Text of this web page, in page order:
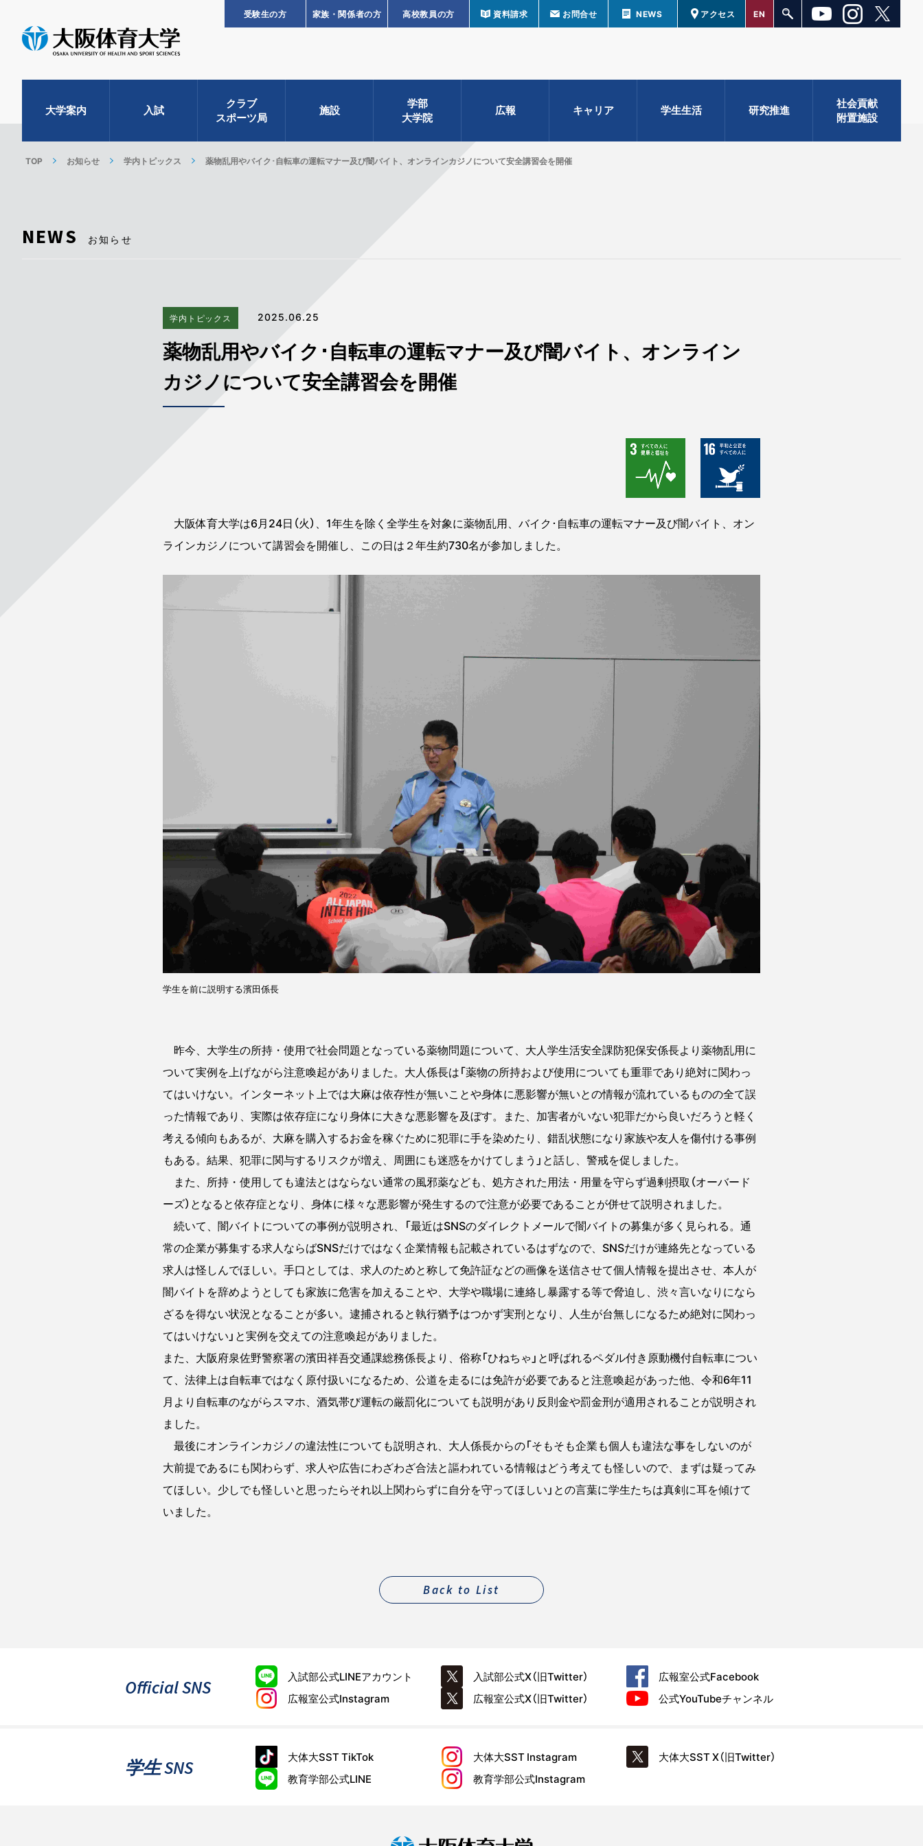
受験生の方 家族・関係者の方 高校教員の方 資料請求 お問合せ NEWS アクセス EN
大学案内 入試
クラブ
スポーツ局
施設
学部
大学院
広報 キャリア 学生生活 研究推進
社会貢献
附置施設
TOP お知らせ 学内トピックス 薬物乱用やバイク･自転車の運転マナー及び闇バイト、オンラインカジノについて安全講習会を開催
NEWS お知らせ
学内トピックス 2025.06.25
薬物乱用やバイク･自転車の運転マナー及び闇バイト、オンライン
カジノについて安全講習会を開催
大阪体育大学は6月24日（火）、1年生を除く全学生を対象に薬物乱用、バイク･自転車の運転マナー及び闇バイト、オン
ラインカジノについて講習会を開催し、この日は２年生約730名が参加しました。
学生を前に説明する濱田係長
昨今、大学生の所持・使用で社会問題となっている薬物問題について、大人学生活安全課防犯保安係長より薬物乱用に
ついて実例を上げながら注意喚起がありました。大人係長は「薬物の所持および使用についても重罪であり絶対に関わっ
てはいけない。インターネット上では大麻は依存性が無いことや身体に悪影響が無いとの情報が流れているものの全て誤
った情報であり、実際は依存症になり身体に大きな悪影響を及ぼす。また、加害者がいない犯罪だから良いだろうと軽く
考える傾向もあるが、大麻を購入するお金を稼ぐために犯罪に手を染めたり、錯乱状態になり家族や友人を傷付ける事例
もある。結果、犯罪に関与するリスクが増え、周囲にも迷惑をかけてしまう」と話し、警戒を促しました。
また、所持・使用しても違法とはならない通常の風邪薬なども、処方された用法・用量を守らず過剰摂取（オーバード
ーズ）となると依存症となり、身体に様々な悪影響が発生するので注意が必要であることが併せて説明されました。
続いて、闇バイトについての事例が説明され、「最近はSNSのダイレクトメールで闇バイトの募集が多く見られる。通
常の企業が募集する求人ならばSNSだけではなく企業情報も記載されているはずなので、SNSだけが連絡先となっている
求人は怪しんでほしい。手口としては、求人のためと称して免許証などの画像を送信させて個人情報を提出させ、本人が
闇バイトを辞めようとしても家族に危害を加えることや、大学や職場に連絡し暴露する等で脅迫し、渋々言いなりになら
ざるを得ない状況となることが多い。逮捕されると執行猶予はつかず実刑となり、人生が台無しになるため絶対に関わっ
てはいけない」と実例を交えての注意喚起がありました。
また、大阪府泉佐野警察署の濱田祥吾交通課総務係長より、俗称「ひねちゃ」と呼ばれるペダル付き原動機付自転車につい
て、法律上は自転車ではなく原付扱いになるため、公道を走るには免許が必要であると注意喚起があった他、令和6年11
月より自転車のながらスマホ、酒気帯び運転の厳罰化についても説明があり反則金や罰金刑が適用されることが説明され
ました。
最後にオンラインカジノの違法性についても説明され、大人係長からの「そもそも企業も個人も違法な事をしないのが
大前提であるにも関わらず、求人や広告にわざわざ合法と謳われている情報はどう考えても怪しいので、まずは疑ってみ
てほしい。少しでも怪しいと思ったらそれ以上関わらずに自分を守ってほしい」との言葉に学生たちは真剣に耳を傾けて
いました。
Back to List
Official SNS 入試部公式LINEアカウント 入試部公式X（旧Twitter） 広報室公式Facebook
広報室公式Instagram 広報室公式X（旧Twitter） 公式YouTubeチャンネル
学生 SNS 大体大SSTTikTok 大体大SST Instagram 大体大SSTX（旧Twitter）
教育学部公式LINE 教育学部公式Instagram